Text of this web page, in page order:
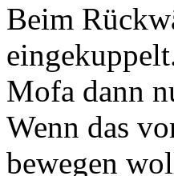
Beim
Mofa dann
Wenn das
bewegen